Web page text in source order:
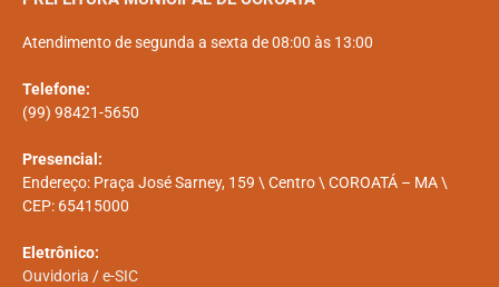
Atendimento de segunda a sexta de 08:00 às 13:00
Telefone:
(99) 98421-5650
Presencial:
Endereço: Praça José Sarney, 159 \ Centro \ COROATÁ – MA \
CEP: 65415000
Eletrônico:
Ouvidoria /e-SIC